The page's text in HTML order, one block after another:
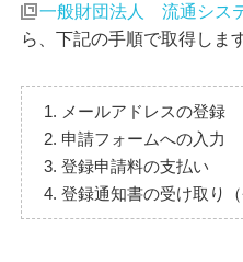
一般財団法人 流通シス
ら、下記の手順で取得しま
1. メールアドレスの登録
2. 申請フォームへの入力
3. 登録申請料の支払い
4. 登録通知書の受け取り（